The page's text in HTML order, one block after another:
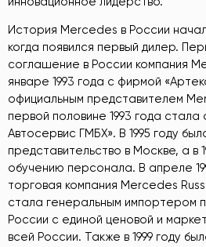
История Mercedes в России
когда появился первый дилер.
соглашение в России компания
январе 1993 года с фирмой
официальным представителем
первой половине 1993 года стала
Автосервис ГМБХ». В 1995 году
представительство в Москве, а в
обучению персонала. В апреле
торговая компания Mercedes
стала генеральным импортером
России с единой ценовой и
всей России. Также в 1999 году